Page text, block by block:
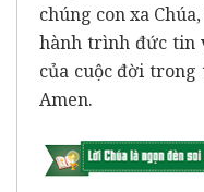
chúng con xa
hành trình đức tin
của cuộc đời trong
Amen.